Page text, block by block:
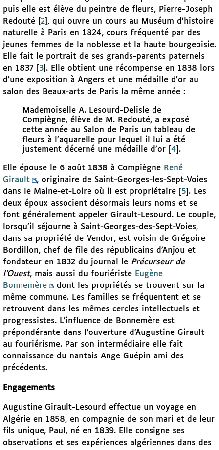
puis elle est élève du peintre de fleurs, Pierre-Joseph
Redouté
2 , qui ouvre un cours au Muséum d’histoire
naturelle à Paris en 1824, cours fréquenté par des
jeunes femmes de la noblesse et la haute bourgeoisie.
Elle fait le portrait de ses grands-parents paternels
en 1837
3 . Elle obtient une récompense en 1838 lors
d’une exposition à Angers et une médaille d’or au
salon des Beaux-arts de Paris la même année :
Mademoiselle A. Lesourd-Delisle de
Compiègne, élève de M. Redouté, a exposé
cette année au Salon de Paris un tableau de
fleurs à l’aquarelle pour lequel il lui a été
justement décerné une médaille d’or
4 .
Elle épouse le 6 août 1838 à Compiègne René
Girault
, originaire de Saint-Georges-les-Sept-Voies
dans le Maine-et-Loire où il est propriétaire
5 . Les
deux époux associent désormais leurs noms et se
font généralement appeler Girault-Lesourd. Le couple,
lorsqu’il séjourne à Saint-Georges-des-Sept-Voies,
dans sa propriété de Vendor, est voisin de Grégoire
Bordillon, chef de file des républicains d’Anjou et
fondateur en 1832 du journal le Précurseur de
l’Ouest, mais aussi du fouriériste Eugène
Bonnemère
dont les propriétés se trouvent sur la
même commune. Les familles se fréquentent et se
retrouvent dans les mêmes cercles intellectuels et
progressistes. L’influence de Bonnemère est
prépondérante dans l’ouverture d’Augustine Girault
au fouriérisme. Par son intermédiaire elle fait
connaissance du nantais Ange Guépin ami des
précédents.
Engagements
Augustine Girault-Lesourd effectue un voyage en
Algérie en 1858, en compagnie de son mari et de leur
fils unique, Paul, né en 1839. Elle consigne ses
observations et ses expériences algériennes dans des